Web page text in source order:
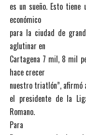
es un sueño. Esto
económico
para la ciudad de
aglutinar en
Cartagena 7 mil, 8 mil
hace crecer
nuestro triatlón”, afirmó
el presidente de la
Romano.
Para